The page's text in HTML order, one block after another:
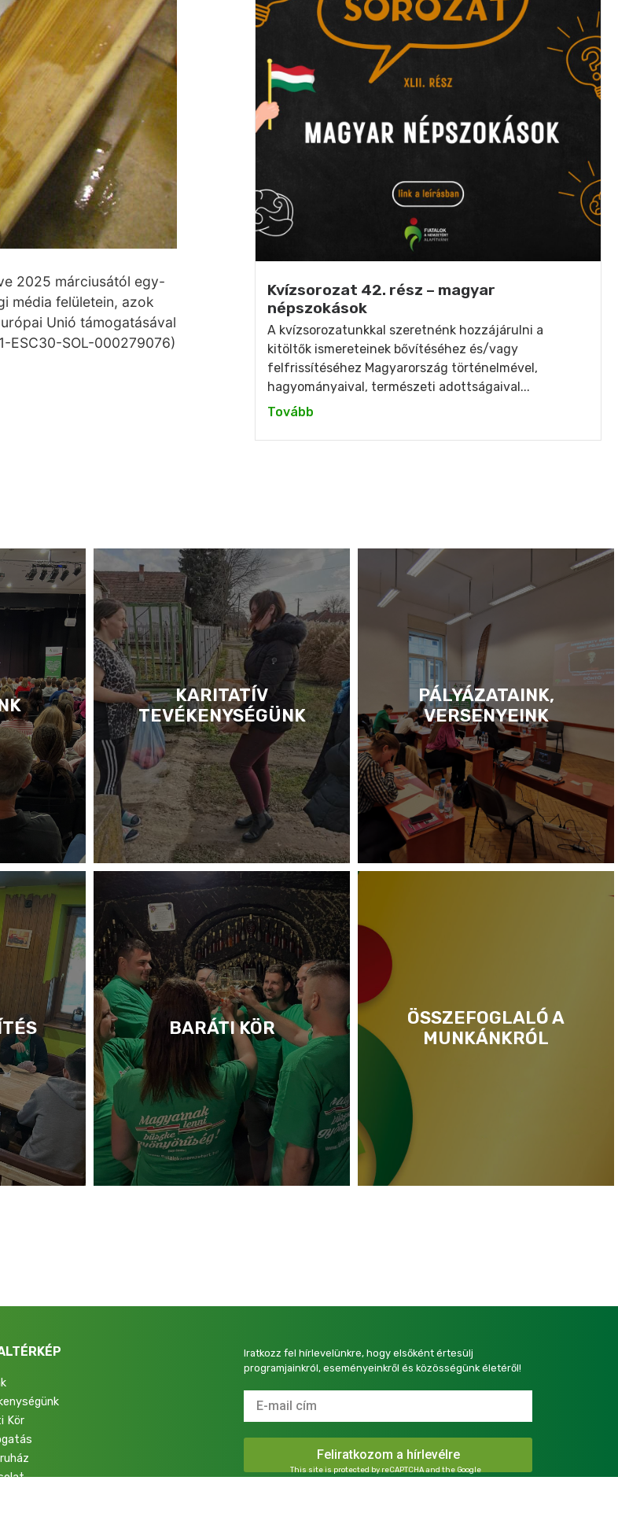
2025 márciusától egy-
média felületein, azok
Unió támogatásával
ESC30-SOL-000279076)
Kvízsorozat 42. rész – magyar
népszokások
A kvízsorozatunkkal szeretnénk hozzájárulni a
kitöltők ismereteinek bővítéséhez és/vagy
felfrissítéséhez Magyarország történelmével,
hagyományaival, természeti adottságaival...
Tovább
KARITATÍV
TEVÉKENYSÉGÜNK
PÁLYÁZATAINK,
VERSENYEINK
BARÁTI KÖR
ÖSSZEFOGLALÓ A
MUNKÁNKRÓL
Kör
Iratkozz fel hírlevelünkre, hogy elsőként értesülj
programjainkról, eseményeinkről és közösségünk életéről!
This site is protected by reCAPTCHA and the Google